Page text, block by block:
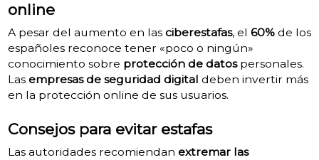
online
A pesar del aumento en las ciberestafas, el 60%de los
españoles reconoce tener «poco o ningún»
conocimiento sobre protección de datospersonales.
Las empresas de seguridad digital deben invertir más
en la protección online de sus usuarios.
Consejos para evitar estafas
Las autoridades recomiendan extremar las